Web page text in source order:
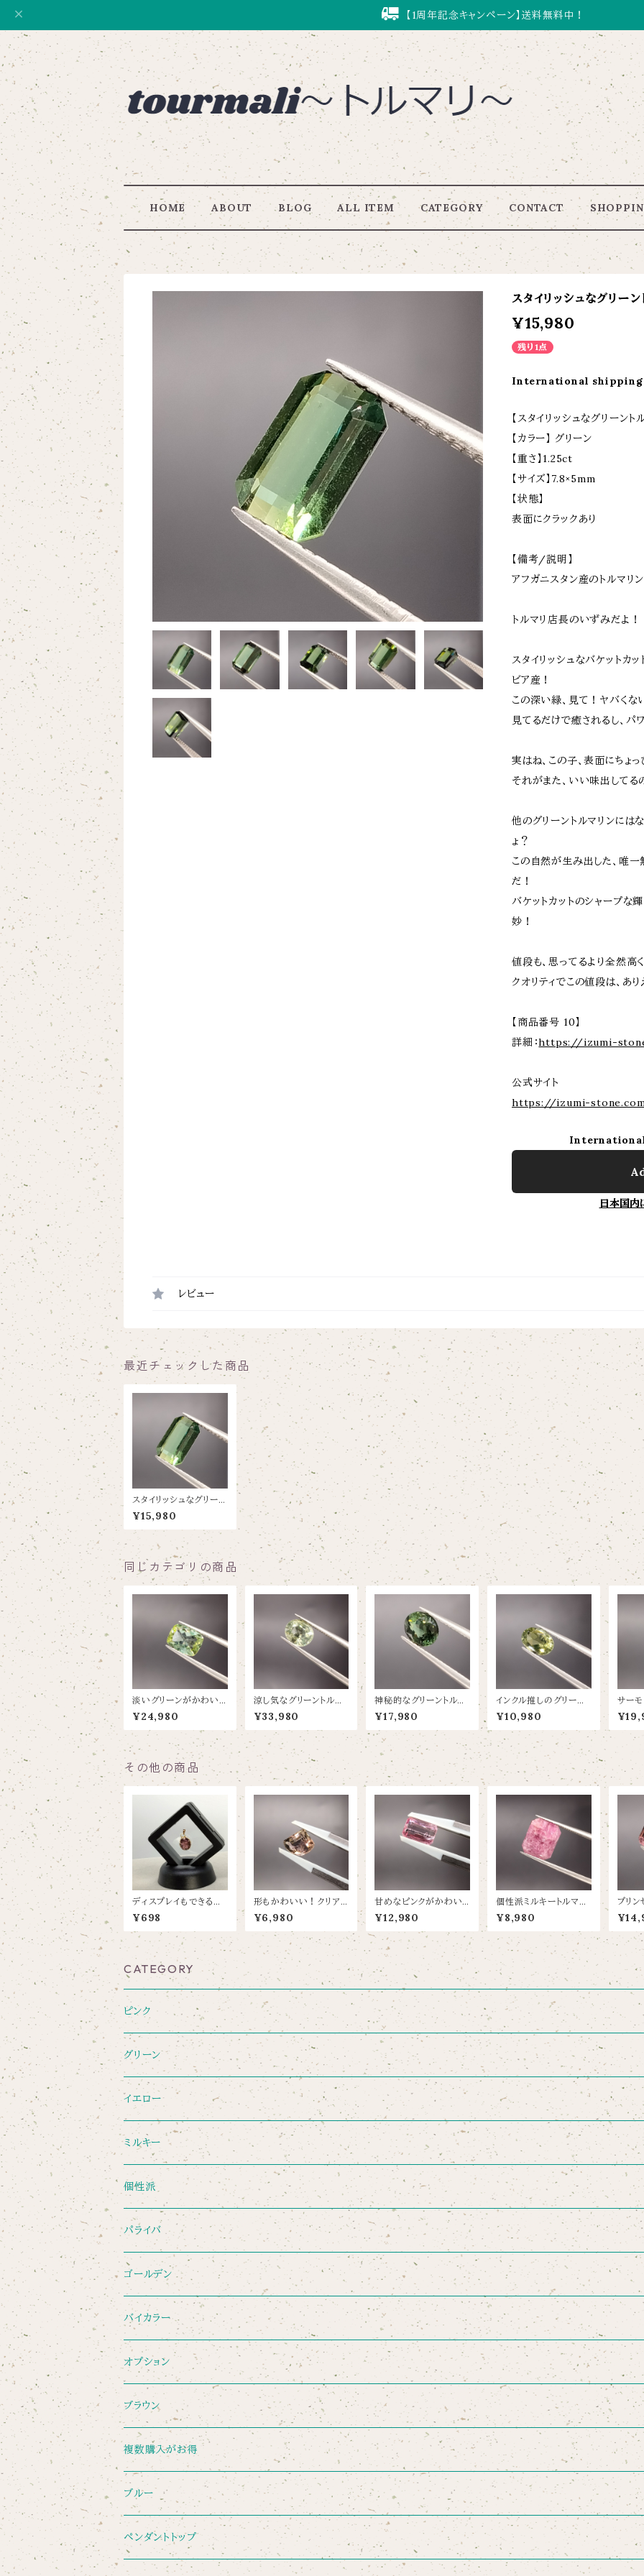
【1周年記念キャンペーン】送料無料中！
HOME ABOUT BLOG ALL ITEM CATEGORY CONTACT
スタイリッシュなグリー
¥15,980
残り1点
International
【スタイリッシュなグリーント
【カラー】 グリーン
【重さ】1.25ct
【サイズ】7.8×5mm
【状態】
表面にクラックあり
【備考/説明】
アフガニスタン産のトルマリ
トルマリ店長のいずみだよ！
スタイリッシュなバケットカ
ビア産！
この深い緑、見て！ヤバくな
見てるだけで癒されるし、パ
実はね、この子、表面にちょ
それがまた、いい味出してる
他のグリーントルマリンには
ょ？
この自然が生み出した、唯一
だ！
バケットカットのシャープな
妙！
値段も、思ってるより全然高
クオリティでこの値段は、あ
【商品番号 10】
詳細：https://izumi-
公式サイト
https://izumi-
日本国内
レビュー
最近チェックした商品
スタイリッシュなグリーン
トルマリン【1.25ct/7.8×
5】
¥15,980
同じカテゴリの商品
淡いグリーンがかわい
いトルマリン【1.195ct/
6.1×8】
¥24,980
涼し気なグリーントルマ
リン【1.58ct/7.6×6.4】
¥33,980
神秘的なグリーントルマ
リン【0.77ct/5.8×4.9】
¥17,980
インクル推しのグリーント
ルマリン【0.86ct/6.9×
5.1】
¥10,980
サー
いト
その他の商品
ディスプレイもできるル
ースケース【１個】
¥698
形もかわいい！クリア
な個性派のトルマリン【1.
98ct/8.5×7.6】
¥6,980
甘めなピンクがかわい
いトルマリン【1.37ct/7.
8×5.2】
¥12,980
個性派ミルキートルマリ
ン【4.7ct/11×9.5】
¥8,980
プリ
いい
ン【
CATEGORY
ピンク
グリーン
イエロー
ミルキー
個性派
パライバ
ゴールデン
バイカラー
オプション
ブラウン
複数購入がお得
ブルー
ペンダントトップ